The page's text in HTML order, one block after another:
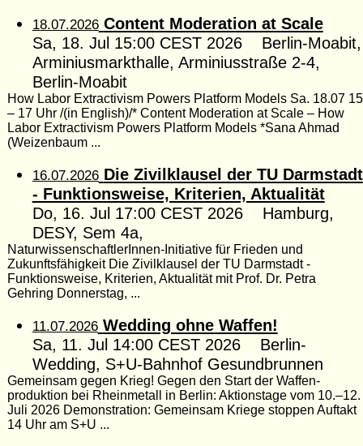
18.07.2026 Content Moderation at Scale
Sa, 18. Jul 15:00 CEST 2026 Berlin-Moabit,
Arminiusmarkthalle, Arminiusstraße 2-4,
Berlin-Moabit
How Labor Extractivism Powers Platform Models Sa. 18.07 15
– 17 Uhr /(in English)/* Content Moderation at Scale – How
Labor Extractivism Powers Platform Models *Sana Ahmad
(Weizenbaum ...
16.07.2026 Die Zivilklausel der TU Darmstadt
- Funktionsweise, Kriterien, Aktualität
Do, 16. Jul 17:00 CEST 2026 Hamburg,
DESY, Sem 4a,
NaturwissenschaftlerInnen-Initiative für Frieden und
Zukunftsfähigkeit Die Zivilklausel der TU Darmstadt -
Funktionsweise, Kriterien, Aktualität mit Prof. Dr. Petra
Gehring Donnerstag, ...
11.07.2026 Wedding ohne Waffen!
Sa, 11. Jul 14:00 CEST 2026 Berlin-
Wedding, S+U-Bahnhof Gesundbrunnen
Gemeinsam gegen Krieg! Gegen den Start der Waffen­
produktion bei Rheinmetall in Berlin: Aktionstage vom 10.–12.
Juli 2026 Demonstration: Gemeinsam Kriege stoppen Auftakt
14 Uhr am S+U ...